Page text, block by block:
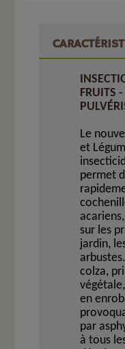
FRUITS
Le
et
permet
sur les
jardin,
arbuste
colza,
en
par
à tous